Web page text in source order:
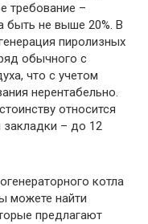
требование –
быть не выше 20%. В
пиролизных
обычного с
что с учетом
нерентабельно.
относится
закладки – до 12
котла
можете найти
предлагают